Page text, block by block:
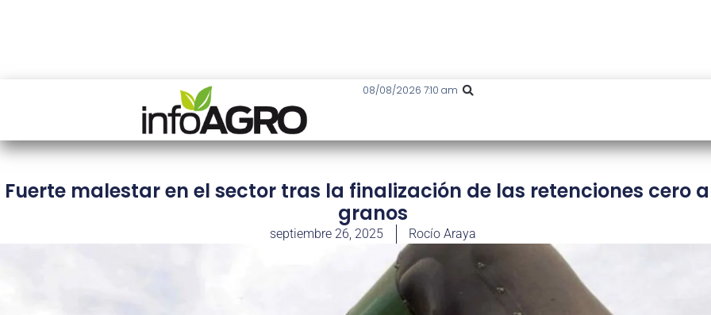
08/08/2026 7:10 am
Fuerte malestar en el sector tras la finalización de las retenciones cero
granos
septiembre 26, 2025 Rocío Araya